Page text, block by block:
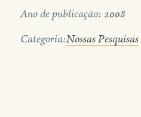
Ano de publicação: 2008
Categoria:Nossas Pesquisas